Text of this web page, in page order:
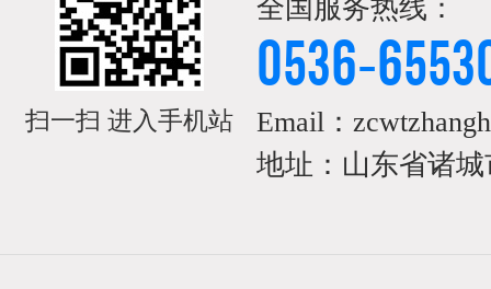
扫一扫 进入手机站
全国服务热线：
0536-
Email：
地址：山东省诸